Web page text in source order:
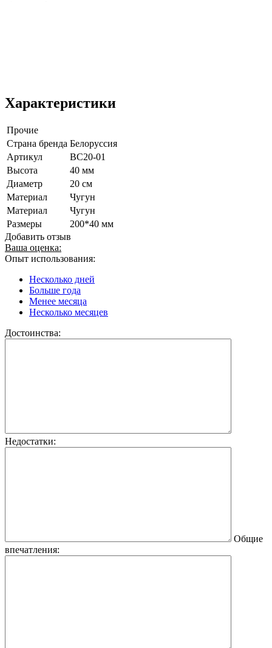
Характеристики
Прочие
Страна бренда Белоруссия
Артикул
BС20-01
Высота
40 мм
Диаметр
20 см
Материал
Чугун
Материал
Чугун
Размеры
200*40 мм
Добавить отзыв
Ваша оценка:
Опыт использования:
Несколько дней
Больше года
Менее месяца
Несколько месяцев
Достоинства:
Недостатки:
Общие
впечатления: